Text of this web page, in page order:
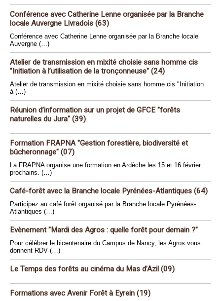
Conférence avec Catherine Lenne organisée par la Branche
locale Auvergne Livradois (63)
Conférence avec Catherine Lenne organisée par la Branche locale
Auvergne (…)
Atelier de transmission en mixité choisie sans homme cis
"Initiation à l’utilisation de la tronçonneuse" (24)
Atelier de transmission en mixité choisie sans homme cis "Initiation
à (…)
Réunion d’information sur un projet de GFCE "forêts
naturelles du Jura" (39)
Formation FRAPNA "Gestion forestière, biodiversité et
bûcheronnage" (07)
La FRAPNA organise une formation en Ardèche les 15 et 16 février
prochains. (…)
Café-forêt avec la Branche locale Pyrénées-Atlantiques (64)
Participez au café forêt organisé par la Branche locale Pyrénées-
Atlantiques (…)
Evènement "Mardi des Agros : quelle forêt pour demain ?"
Pour célébrer le bicentenaire du Campus de Nancy, les Agros vous
donnent RDV (…)
Le Temps des forêts au cinéma du Mas d’Azil (09)
Formations avec Avenir Forêt à Eyrein (19)